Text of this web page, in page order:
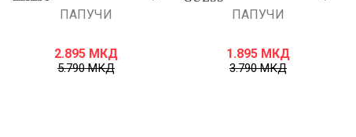
ПАПУЧИ
2.895 МКД
5.790МКД
ПАПУЧИ
1.895 МКД
3.790МКД